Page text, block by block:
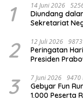
1 14 Juni 2026
Diundang
Sekretariat
2 12 Juli 2026
Peringatan
Presiden
3 7 Juni 2026 9470
Gebyar Fun
1.000 Peserta